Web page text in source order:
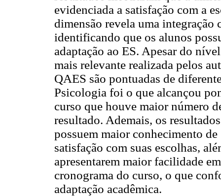
evidenciada a satisfação com a
dimensão revela uma
identificando que os alunos
adaptação ao ES. Apesar do
mais relevante realizada pelos
QAES são pontuadas de
Psicologia foi o que alcançou
curso que houve maior número
resultado. Ademais, os
possuem maior conhecimento
satisfação com suas escolhas,
apresentarem maior facilidade
cronograma do curso, o que
adaptação acadêmica.